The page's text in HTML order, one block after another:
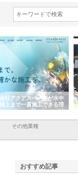
社アクアスペースが水中
上まで一貫施工できる理
その他業種
おすすめ記事